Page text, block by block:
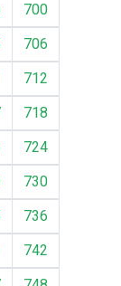
700
706
712
718
724
730
736
742